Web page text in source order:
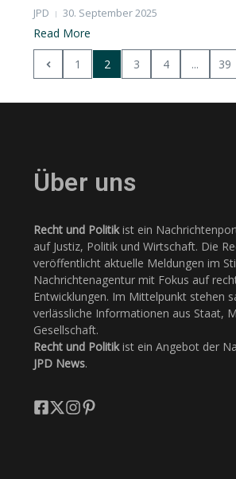
JPD 30. September 2025
Read More
1 2 3 4 ... 39
Über uns
Recht und Politikist ein
auf Justiz, Politik und Wirtschaft. Die
veröffentlicht aktuelle Meldungen im
Nachrichtenagentur mit Fokus auf
Entwicklungen. Im Mittelpunkt stehen
verlässliche Informationen aus Staat,
Gesellschaft.
Recht und Politikist ein Angebot der
JPD News.